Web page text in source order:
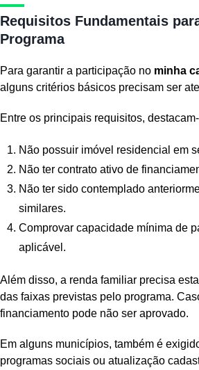
Requisitos Fundamentais
Programa
Para garantir a participação no minha
alguns critérios básicos precisam ser
Entre os principais requisitos,
Não possuir imóvel residencial em
Não ter contrato ativo de
Não ter sido contemplado
similares.
Comprovar capacidade mínima de
aplicável.
Além disso, a renda familiar precisa
das faixas previstas pelo programa.
financiamento pode não ser aprovado.
Em alguns municípios, também é
programas sociais ou atualização